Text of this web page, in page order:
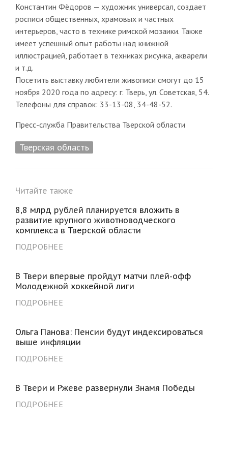
Константин Фёдоров — художник универсал, создает
росписи общественных, храмовых и частных
интерьеров, часто в технике римской мозаики. Также
имеет успешный опыт работы над книжной
иллюстрацией, работает в техниках рисунка, акварели
и т.д.
Посетить выставку любители живописи смогут до 15
ноября 2020 года по адресу: г. Тверь, ул. Советская, 54.
Телефоны для справок: 33-13-08, 34-48-52.
Пресс-служба Правительства Тверской области
Тверская область
Читайте также
8,8 млрд рублей планируется вложить в
развитие крупного животноводческого
комплекса в Тверской области
ПОДРОБНЕЕ
В Твери впервые пройдут матчи плей-офф
Молодежной хоккейной лиги
ПОДРОБНЕЕ
Ольга Панова: Пенсии будут индексироваться
выше инфляции
ПОДРОБНЕЕ
В Твери и Ржеве развернули Знамя Победы
ПОДРОБНЕЕ